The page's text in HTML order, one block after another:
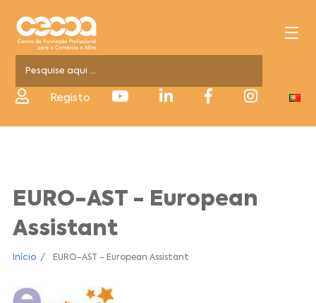
Registo
EURO-AST - European
Assistant
Início EURO-AST - European Assistant